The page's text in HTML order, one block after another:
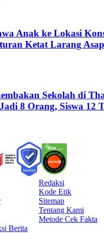
Anak ke Lokasi
Ketat Larang
Sekolah di
8 Orang, Siswa 12
Redaksi
Kode Etik
Sitemap
Tentang Kami
Metode Cek Fakta
Berita